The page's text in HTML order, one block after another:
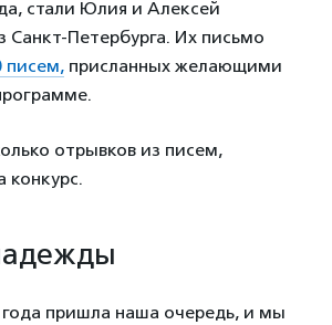
стали Юлия и Алексей
Санкт-Петербурга. Их письмо
писем, присланных желающими
отрывков из писем,
конкурс.
года пришла наша очередь, и мы